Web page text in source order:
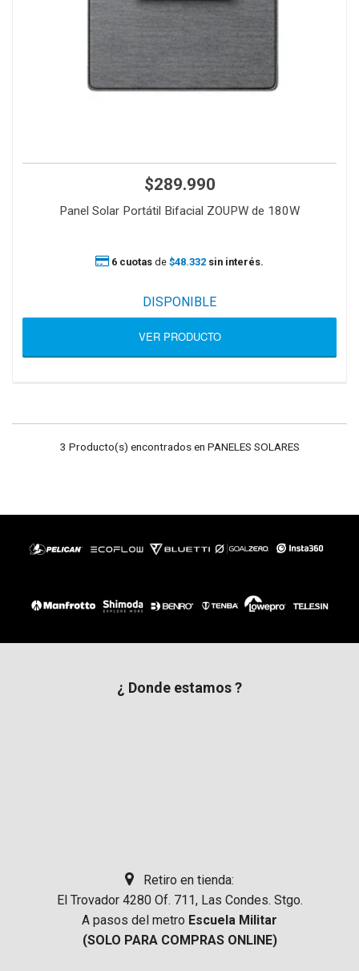
$289.990
Panel Solar Portátil Bifacial ZOUPW de 180W
6 cuotas de $48.332 sin interés.
DISPONIBLE
VER PRODUCTO
3 Producto(s) encontrados en PANELES SOLARES
¿ Donde estamos ?
Retiro en tienda:
El Trovador 4280 Of. 711, Las Condes. Stgo.
A pasos del metro Escuela Militar
(SOLO PARA COMPRAS ONLINE)